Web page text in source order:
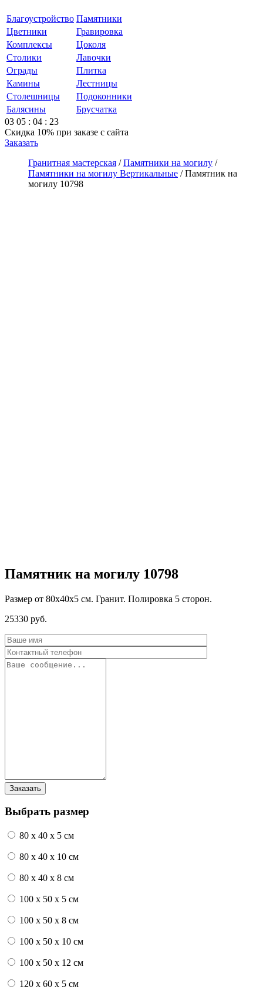
Благоустройство Памятники
Цветники
Гравировка
Комплексы
Цоколя
Столики
Лавочки
Ограды
Плитка
Камины
Лестницы
Столешницы
Подоконники
Балясины
Брусчатка
03 05 : 04 : 23
Скидка 10% при заказе с сайта
Заказать
Гранитная мастерская /Памятники на могилу /
Памятники на могилу Вертикальные /Памятник на
могилу 10798
Памятник на могилу 10798
Размер от 80х40х5 см. Гранит. Полировка 5 сторон.
25330 руб.
Выбрать размер
80 x 40 x 5 см
80 x 40 x 10 см
80 x 40 x 8 см
100 x 50 x 5 см
100 х 50 х 8 см
100 x 50 x 10 см
100 x 50 x 12 см
120 x 60 x 5 см